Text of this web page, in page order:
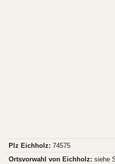
Plz Eichholz: 74575
Ortsvorwahl von Eichholz: siehe